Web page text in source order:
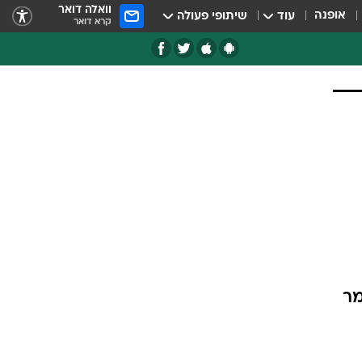
אופנה עוד שיתופי פעולה וואלה דואר
קרא דואר